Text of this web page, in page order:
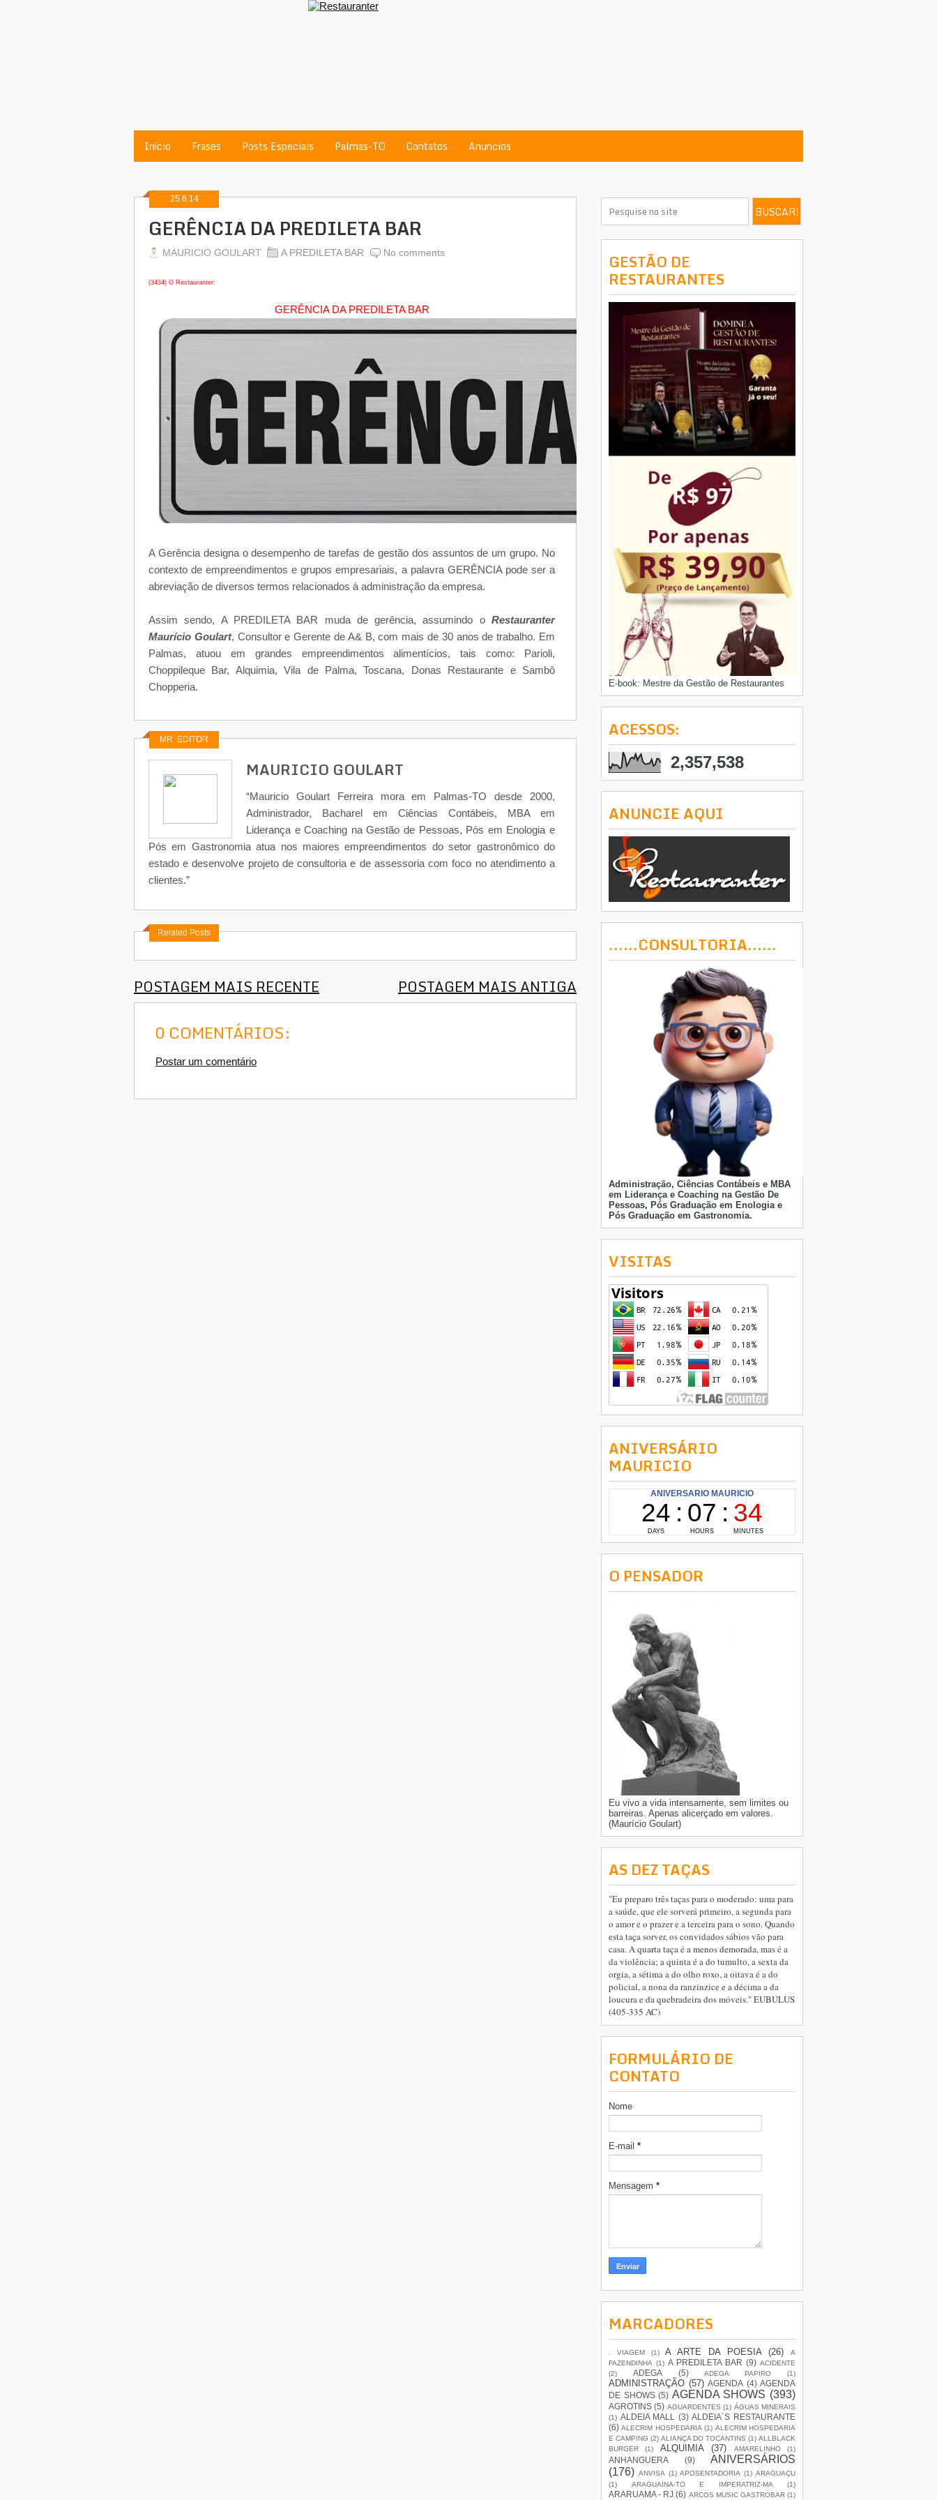
Início Frases Posts Especiais Palmas-TO Contatos Anuncios
25.6.14
GERÊNCIA DA PREDILETA BAR
MAURICIO GOULART A PREDILETA BAR No comments
(3434) O Restauranter:
GERÊNCIA DA PREDILETA BAR
A Gerência designa o desempenho de tarefas de gestão dos assuntos de um grupo. No
contexto de empreendimentos e grupos empresariais, a palavra GERÊNCIA pode ser a
abreviação de diversos termos relacionados à administração da empresa.
Assim sendo, A PREDILETA BAR muda de gerência, assumindo o Restauranter
Maurício Goulart, Consultor e Gerente de A& B, com mais de 30 anos de trabalho. Em
Palmas, atuou em grandes empreendimentos alimentícios, tais como: Parioli,
Choppileque Bar, Alquimia, Vila de Palma, Toscana, Donas Restaurante e Sambô
Chopperia.
MR: EDITOR
MAURICIO GOULART
“Mauricio Goulart Ferreira mora em Palmas-TO desde 2000,
Administrador, Bacharel em Ciências Contábeis, MBA em
Liderança e Coaching na Gestão de Pessoas, Pós em Enologia e
Pós em Gastronomia atua nos maiores empreendimentos do setor gastronômico do
estado e desenvolve projeto de consultoria e de assessoria com foco no atendimento a
clientes.”
Related Posts
POSTAGEM MAIS RECENTE POSTAGEM MAIS ANTIGA
0 COMENTÁRIOS:
Postar um comentário
GESTÃO DE
RESTAURANTES
E-book: Mestre da Gestão de Restaurantes
ACESSOS:
2,357,538
ANUNCIE AQUI
......CONSULTORIA......
Administração, Ciências Contábeis e MBA
em Liderança e Coaching na Gestão De
Pessoas, Pós Graduação em Enologia e
Pós Graduação em Gastronomia.
VISITAS
ANIVERSÁRIO
MAURICIO
O PENSADOR
Eu vivo a vida intensamente, sem limites ou
barreiras. Apenas alicerçado em valores.
(Maurício Goulart)
AS DEZ TAÇAS
"Eu preparo três taças para o moderado: uma para
a saúde, que ele sorverá primeiro, a segunda para
o amor e o prazer e a terceira para o sono. Quando
esta taça sorver, os convidados sábios vão para
casa. A quarta taça é a menos demorada, mas é a
da violência; a quinta é a do tumulto, a sexta da
orgia, a sétima a do olho roxo, a oitava é a do
policial, a nona da ranzinzice e a décima a da
loucura e da quebradeira dos móveis." EUBULUS
(405-335 AC)
FORMULÁRIO DE
CONTATO
Nome
E-mail *
Mensagem *
MARCADORES
. VIAGEM (1) A ARTE DA POESIA (26)
A
FAZENDINHA (1) A PREDILETA BAR (9) ACIDENTE
(2)
ADEGA (5) ADEGA PAPIRO (1)
ADMINISTRAÇÃO (57) AGENDA (4) AGENDA
DE SHOWS (5) AGENDA SHOWS (393)
AGROTINS (5) AGUARDENTES (1) ÁGUAS MINERAIS
(1) ALDEIA MALL (3) ALDEIA´S RESTAURANTE
(6) ALECRIM HOSPEDARIA (1) ALECRIM HOSPEDARIA
E CAMPING (2) ALIANÇA DO TOCANTINS (1) ALLBLACK
BURGER
(1) ALQUIMIA (37) AMARELINHO (1)
ANHANGUERA (9)
ANIVERSÁRIOS
(176) ANVISA (1) APOSENTADORIA (1) ARAGUAÇU
(1)
ARAGUAINA-TO E IMPERATRIZ-MA (1)
ARARUAMA - RJ (6) ARCOS MUSIC GASTROBAR (1)